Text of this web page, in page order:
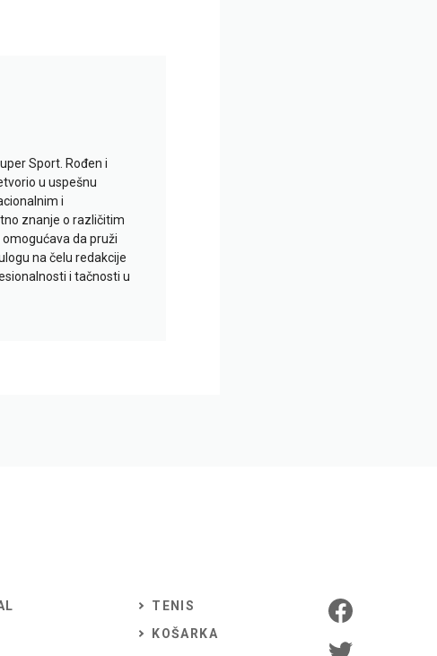
Sport. Rođen i
u uspešnu
i
znanje o različitim
da pruži
na čelu redakcije
i tačnosti u
TENIS
KOŠARKA